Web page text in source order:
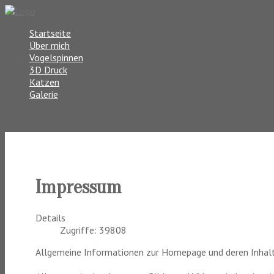
Startseite
Über mich
Vogelspinnen
3D Druck
Katzen
Galerie
Impressum
Details
Zugriffe: 39808
Allgemeine Informationen zur Homepage und deren